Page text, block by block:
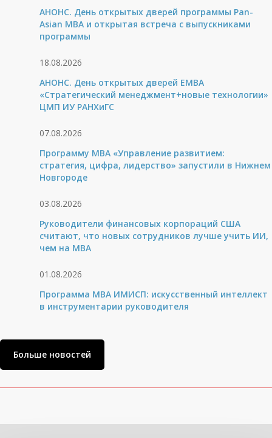
АНОНС. День открытых дверей программы Pan-
Asian MBA и открытая встреча с выпускниками
программы
18.08.2026
АНОНС. День открытых дверей ЕМВА
«Стратегический менеджмент+новые технологии»
ЦМП ИУ РАНХиГС
07.08.2026
Программу MBA «Управление развитием:
стратегия, цифра, лидерство» запустили в Нижнем
Новгороде
03.08.2026
Руководители финансовых корпораций США
считают, что новых сотрудников лучше учить ИИ,
чем на МВА
01.08.2026
Программа MBA ИМИСП: искусственный интеллект
в инструментарии руководителя
Больше новостей